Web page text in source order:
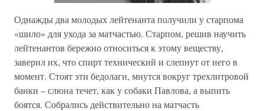
Однажды два молодых лейтенанта получили у старпома
«шило» для ухода за матчастью. Старпом, решив научить
лейтенантов бережно относиться к этому веществу,
заверил их, что спирт технический и слепнут от него в
момент. Стоят эти бедолаги, мнутся вокруг трехлитровой
банки – слюна течет, как у собаки Павлова, а выпить
боятся. Собрались действительно на матчасть